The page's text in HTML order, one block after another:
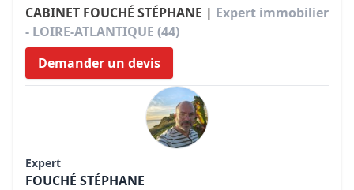
CABINET FOUCHÉ STÉPHANE | Expert immobilier
- LOIRE-ATLANTIQUE (44)
Demander un devis
Expert
FOUCHÉ STÉPHANE